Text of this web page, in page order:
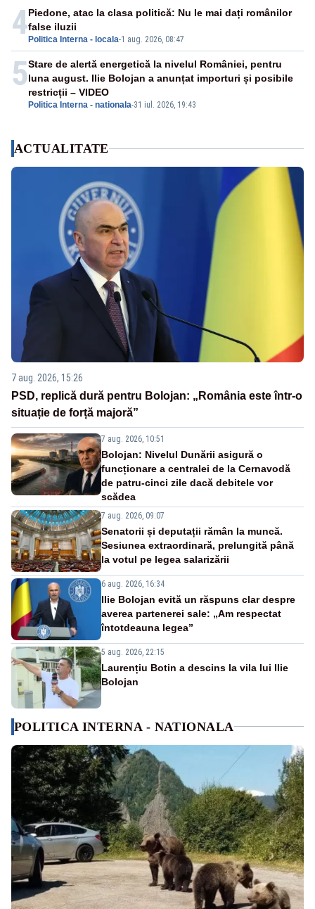
4 Politica Interna - locala-1 aug. 2026, 08:47
Piedone, atac la clasa politică: Nu le mai dați românilor
false iluzii
5
Politica Interna - nationala-31 iul. 2026, 19:43
Stare de alertă energetică la nivelul României, pentru
luna august. Ilie Bolojan a anunțat importuri și posibile
restricții – VIDEO
ACTUALITATE
7 aug. 2026, 15:26
PSD, replică dură pentru Bolojan: „România este într-o
situație de forță majoră”
7 aug. 2026, 10:51
Bolojan: Nivelul Dunării asigură o
funcționare a centralei de la Cernavodă
de patru-cinci zile dacă debitele vor
scădea
7 aug. 2026, 09:07
Senatorii și deputații rămân la muncă.
Sesiunea extraordinară, prelungită până
la votul pe legea salarizării
6 aug. 2026, 16:34
Ilie Bolojan evită un răspuns clar despre
averea partenerei sale: „Am respectat
întotdeauna legea”
5 aug. 2026, 22:15
Laurențiu Botin a descins la vila lui Ilie
Bolojan
POLITICA INTERNA - NATIONALA